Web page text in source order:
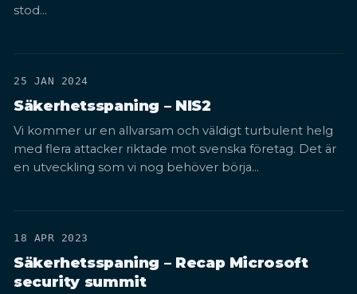
stod…
25 JAN 2024
Säkerhetsspaning – NIS2
Vi kommer ur en allvarsam och väldigt turbulent helg
med flera attacker riktade mot svenska företag. Det är
en utveckling som vi nog behöver börja…
18 APR 2023
Säkerhetsspaning – Recap Microsoft
security summit